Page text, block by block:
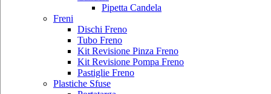
Pipetta Candela
Freni
Dischi Freno
Tubo Freno
Kit Revisione Pinza Freno
Kit Revisione Pompa Freno
Pastiglie Freno
Plastiche Sfuse